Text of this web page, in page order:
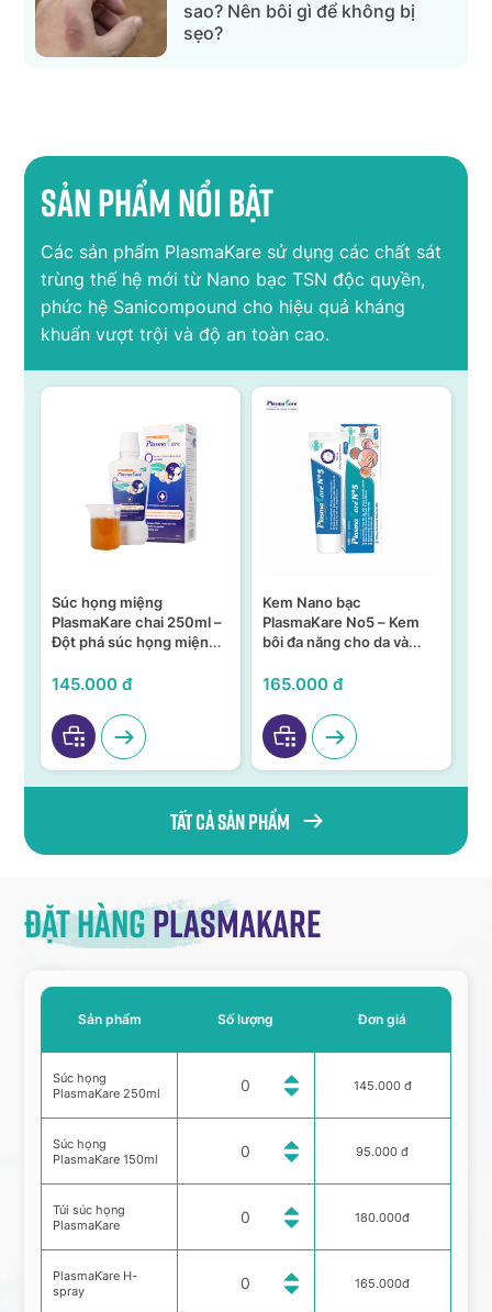
sao? Nên bôi gì để không bị
sẹo?
Sản phẩm nổi bật
Các sản phẩm PlasmaKare sử dụng các chất sát
trùng thế hệ mới từ Nano bạc TSN độc quyền,
phức hệ Sanicompound cho hiệu quả kháng
khuẩn vượt trội và độ an toàn cao.
Súc họng miệng
PlasmaKare chai 250ml –
Đột phá súc họng miệng
145.000 đ
Kem Nano bạc
PlasmaKare No5 – Kem
bôi đa năng cho da và
165.000 đ
Tất cả sản phẩm
Đặt hàngPlasmakare
Sản phẩm
Súc họng
PlasmaKare 250ml
Súc họng
PlasmaKare 150ml
Túi súc họng
PlasmaKare
PlasmaKare H-
spray
Số lượng Đơn giá
145.000 đ
95.000 đ
180.000đ
165.000đ